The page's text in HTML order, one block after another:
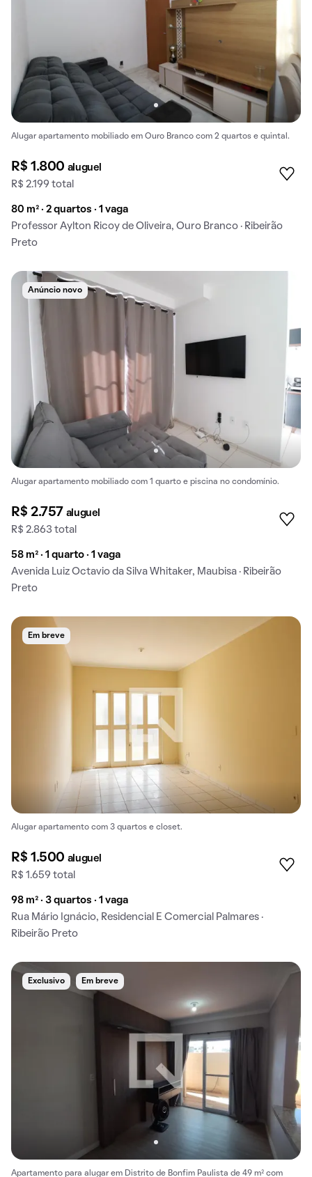
Alugar apartamento mobiliado em Ouro Branco com 2 quartos e quintal.
R$ 1.800 aluguel
R$ 2.199 total
80 m² · 2 quartos · 1 vaga
Professor Aylton Ricoy de Oliveira, Ouro Branco · Ribeirão
Preto
Anúncio novo
Alugar apartamento mobiliado com 1 quarto e piscina no condomínio.
R$ 2.757 aluguel
R$ 2.863 total
58 m² · 1 quarto · 1 vaga
Avenida Luiz Octavio da Silva Whitaker, Maubisa · Ribeirão
Preto
Em breve
Alugar apartamento com 3 quartos e closet.
R$ 1.500 aluguel
R$ 1.659 total
98 m² · 3 quartos · 1 vaga
Rua Mário Ignácio, Residencial E Comercial Palmares ·
Ribeirão Preto
Exclusivo Em breve
Apartamento para alugar em Distrito de Bonfim Paulista de 49 m² com